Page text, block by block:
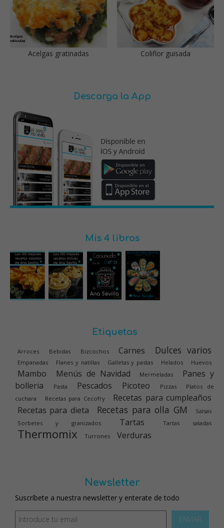
Acelgas gratinadas Coliflor guisada
Descarga la App
Mis 4 libros
Etiquetas
Arroces Bebidas Bizcochos Carnes Dulces varios
Empanadas Flanes y natillas Galletas y pastas Helados Huevos
Mambo Menús de Navidad Mermeladas
Panes y
bolleria
Pasta Pescados Picoteo Pizzas
Platos de
cuchara
Recetas para Cecofry
Recetas para cumpleaños
Recetas para dieta
Recetas para olla GM
Salsas
Sorbetes y granizados
Tartas Tartas saladas
Thermomix Turrones Verduras
Newsletter
Suscríbete a nuestra newsletter y enterate de todo
ENVIAR